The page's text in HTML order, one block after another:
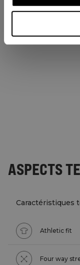
ASPECTS
Caractéristiques
Athletic fit
Four way